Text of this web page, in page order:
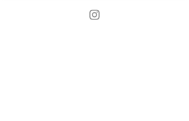
oraciones, e invite a tu audiencia a